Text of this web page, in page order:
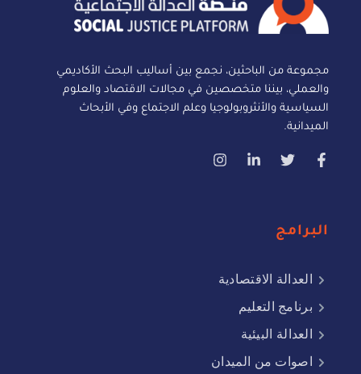
مجموعة من الباحثين، نجمع بين أساليب البحث الأكاديمي
والعملي، بيننا متخصصين في مجالات الاقتصاد والعلوم
السياسية والأنثروبولوجيا وعلم الاجتماع وفي الأبحاث
الميدانية.
البرامج
العدالة الاقتصادية
برنامج التعليم
العدالة البيئية
اصوات من الميدان